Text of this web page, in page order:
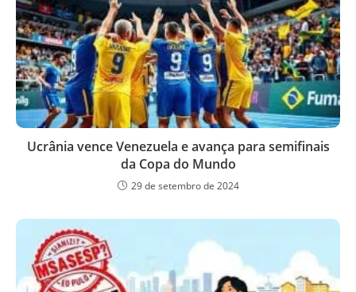
Ucrânia vence Venezuela e avança para semifinais
da Copa do Mundo
29 de setembro de 2024